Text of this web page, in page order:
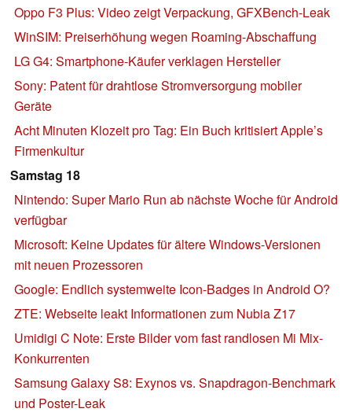
Oppo F3 Plus: Video zeigt Verpackung, GFXBench-Leak
WinSIM: Preiserhöhung wegen Roaming-Abschaffung
LG G4: Smartphone-Käufer verklagen Hersteller
Sony: Patent für drahtlose Stromversorgung mobiler
Geräte
Acht Minuten Klozeit pro Tag: Ein Buch kritisiert Apple’s
Firmenkultur
Samstag 18
Nintendo: Super Mario Run ab nächste Woche für Android
verfügbar
Microsoft: Keine Updates für ältere Windows-Versionen
mit neuen Prozessoren
Google: Endlich systemweite Icon-Badges in Android O?
ZTE: Webseite leakt Informationen zum Nubia Z17
Umidigi C Note: Erste Bilder vom fast randlosen Mi Mix-
Konkurrenten
Samsung Galaxy S8: Exynos vs. Snapdragon-Benchmark
und Poster-Leak